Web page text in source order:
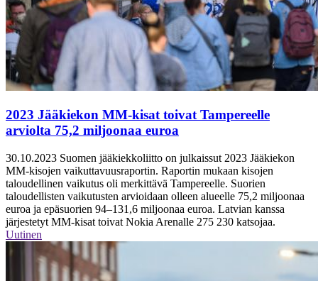
2023 Jääkiekon MM-kisat toivat Tampereelle
arviolta 75,2 miljoonaa euroa
30.10.2023 Suomen jääkiekkoliitto on julkaissut 2023 Jääkiekon
MM-kisojen vaikuttavuusraportin. Raportin mukaan kisojen
taloudellinen vaikutus oli merkittävä Tampereelle. Suorien
taloudellisten vaikutusten arvioidaan olleen alueelle 75,2 miljoonaa
euroa ja epäsuorien 94–131,6 miljoonaa euroa. Latvian kanssa
järjestetyt MM-kisat toivat Nokia Arenalle 275 230 katsojaa.
Uutinen